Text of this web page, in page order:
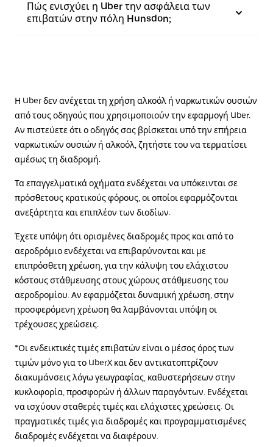
Πώς ενισχύει η Uber την ασφάλεια των
επιβατών στην πόλη Hunsdon;
Η Uber δεν ανέχεται τη χρήση αλκοόλ ή ναρκωτικών ουσιών
από τους οδηγούς που χρησιμοποιούν την εφαρμογή Uber.
Αν πιστεύετε ότι ο οδηγός σας βρίσκεται υπό την επήρεια
ναρκωτικών ουσιών ή αλκοόλ, ζητήστε του να τερματίσει
αμέσως τη διαδρομή.
Τα επαγγελματικά οχήματα ενδέχεται να υπόκεινται σε
πρόσθετους κρατικούς φόρους, οι οποίοι εφαρμόζονται
ανεξάρτητα και επιπλέον των διοδίων.
Έχετε υπόψη ότι ορισμένες διαδρομές προς και από το
αεροδρόμιο ενδέχεται να επιβαρύνονται και με
επιπρόσθετη χρέωση, για την κάλυψη του ελάχιστου
κόστους στάθμευσης στους χώρους στάθμευσης του
αεροδρομίου. Αν εφαρμόζεται δυναμική χρέωση, στην
προσφερόμενη χρέωση θα λαμβάνονται υπόψη οι
τρέχουσες χρεώσεις.
*Οι ενδεικτικές τιμές επιβατών είναι ο μέσος όρος των
τιμών μόνο για το UberX και δεν αντικατοπτρίζουν
διακυμάνσεις λόγω γεωγραφίας, καθυστερήσεων στην
κυκλοφορία, προσφορών ή άλλων παραγόντων. Ενδέχεται
να ισχύουν σταθερές τιμές και ελάχιστες χρεώσεις. Οι
πραγματικές τιμές για διαδρομές και προγραμματισμένες
διαδρομές ενδέχεται να διαφέρουν.